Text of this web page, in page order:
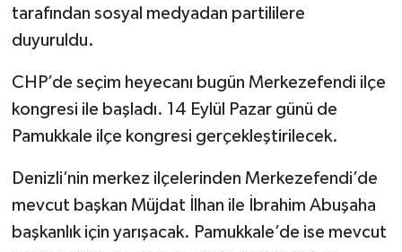
tarafından sosyal medyadan partililere
duyuruldu.
CHP’de seçim heyecanı bugün Merkezefendi ilçe
kongresi ile başladı. 14 Eylül Pazar günü de
Pamukkale ilçe kongresi gerçekleştirilecek.
Denizli’nin merkez ilçelerinden Merkezefendi’de
mevcut başkan Müjdat İlhan ile İbrahim Abuşaha
başkanlık için yarışacak. Pamukkale’de ise mevcut